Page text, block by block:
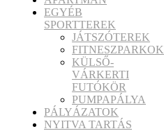
EGYÉB
SPORTTEREK
JÁTSZÓTEREK
FITNESZPARKOK
KÜLSŐ-
VÁRKERTI
FUTÓKÖR
PUMPAPÁLYA
PÁLYÁZATOK
NYITVA TARTÁS